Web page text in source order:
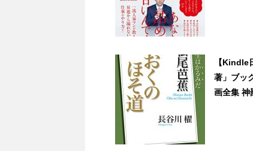
【Kindle
著」ブッ
画全集 神